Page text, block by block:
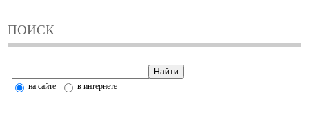
ПОИСК
на сайте в интернете